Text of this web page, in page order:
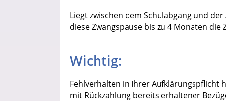
Liegt zwischen dem Schulabgang und
diese Zwangspause bis zu 4 Monaten
Wichtig:
Fehlverhalten in Ihrer Aufklärungspflicht
mit Rückzahlung bereits erhaltener